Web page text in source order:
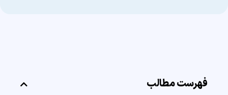
فهرست مطالب